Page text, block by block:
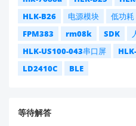
HLK-B26
电源模块 低功耗
FPM383
rm08k SDK
HLK-US100-043串口屏
LD2410C
BLE
等待解答